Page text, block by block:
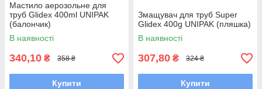
Мастило аерозольне для
труб Glidex 400ml UNIPAK
(балончик)
В наявності
340,10 ₴ 358 ₴
Купити
Змащувач для труб Super
Glidex 400g UNIPAK (пляшка)
В наявності
307,80 ₴ 324 ₴
Купити